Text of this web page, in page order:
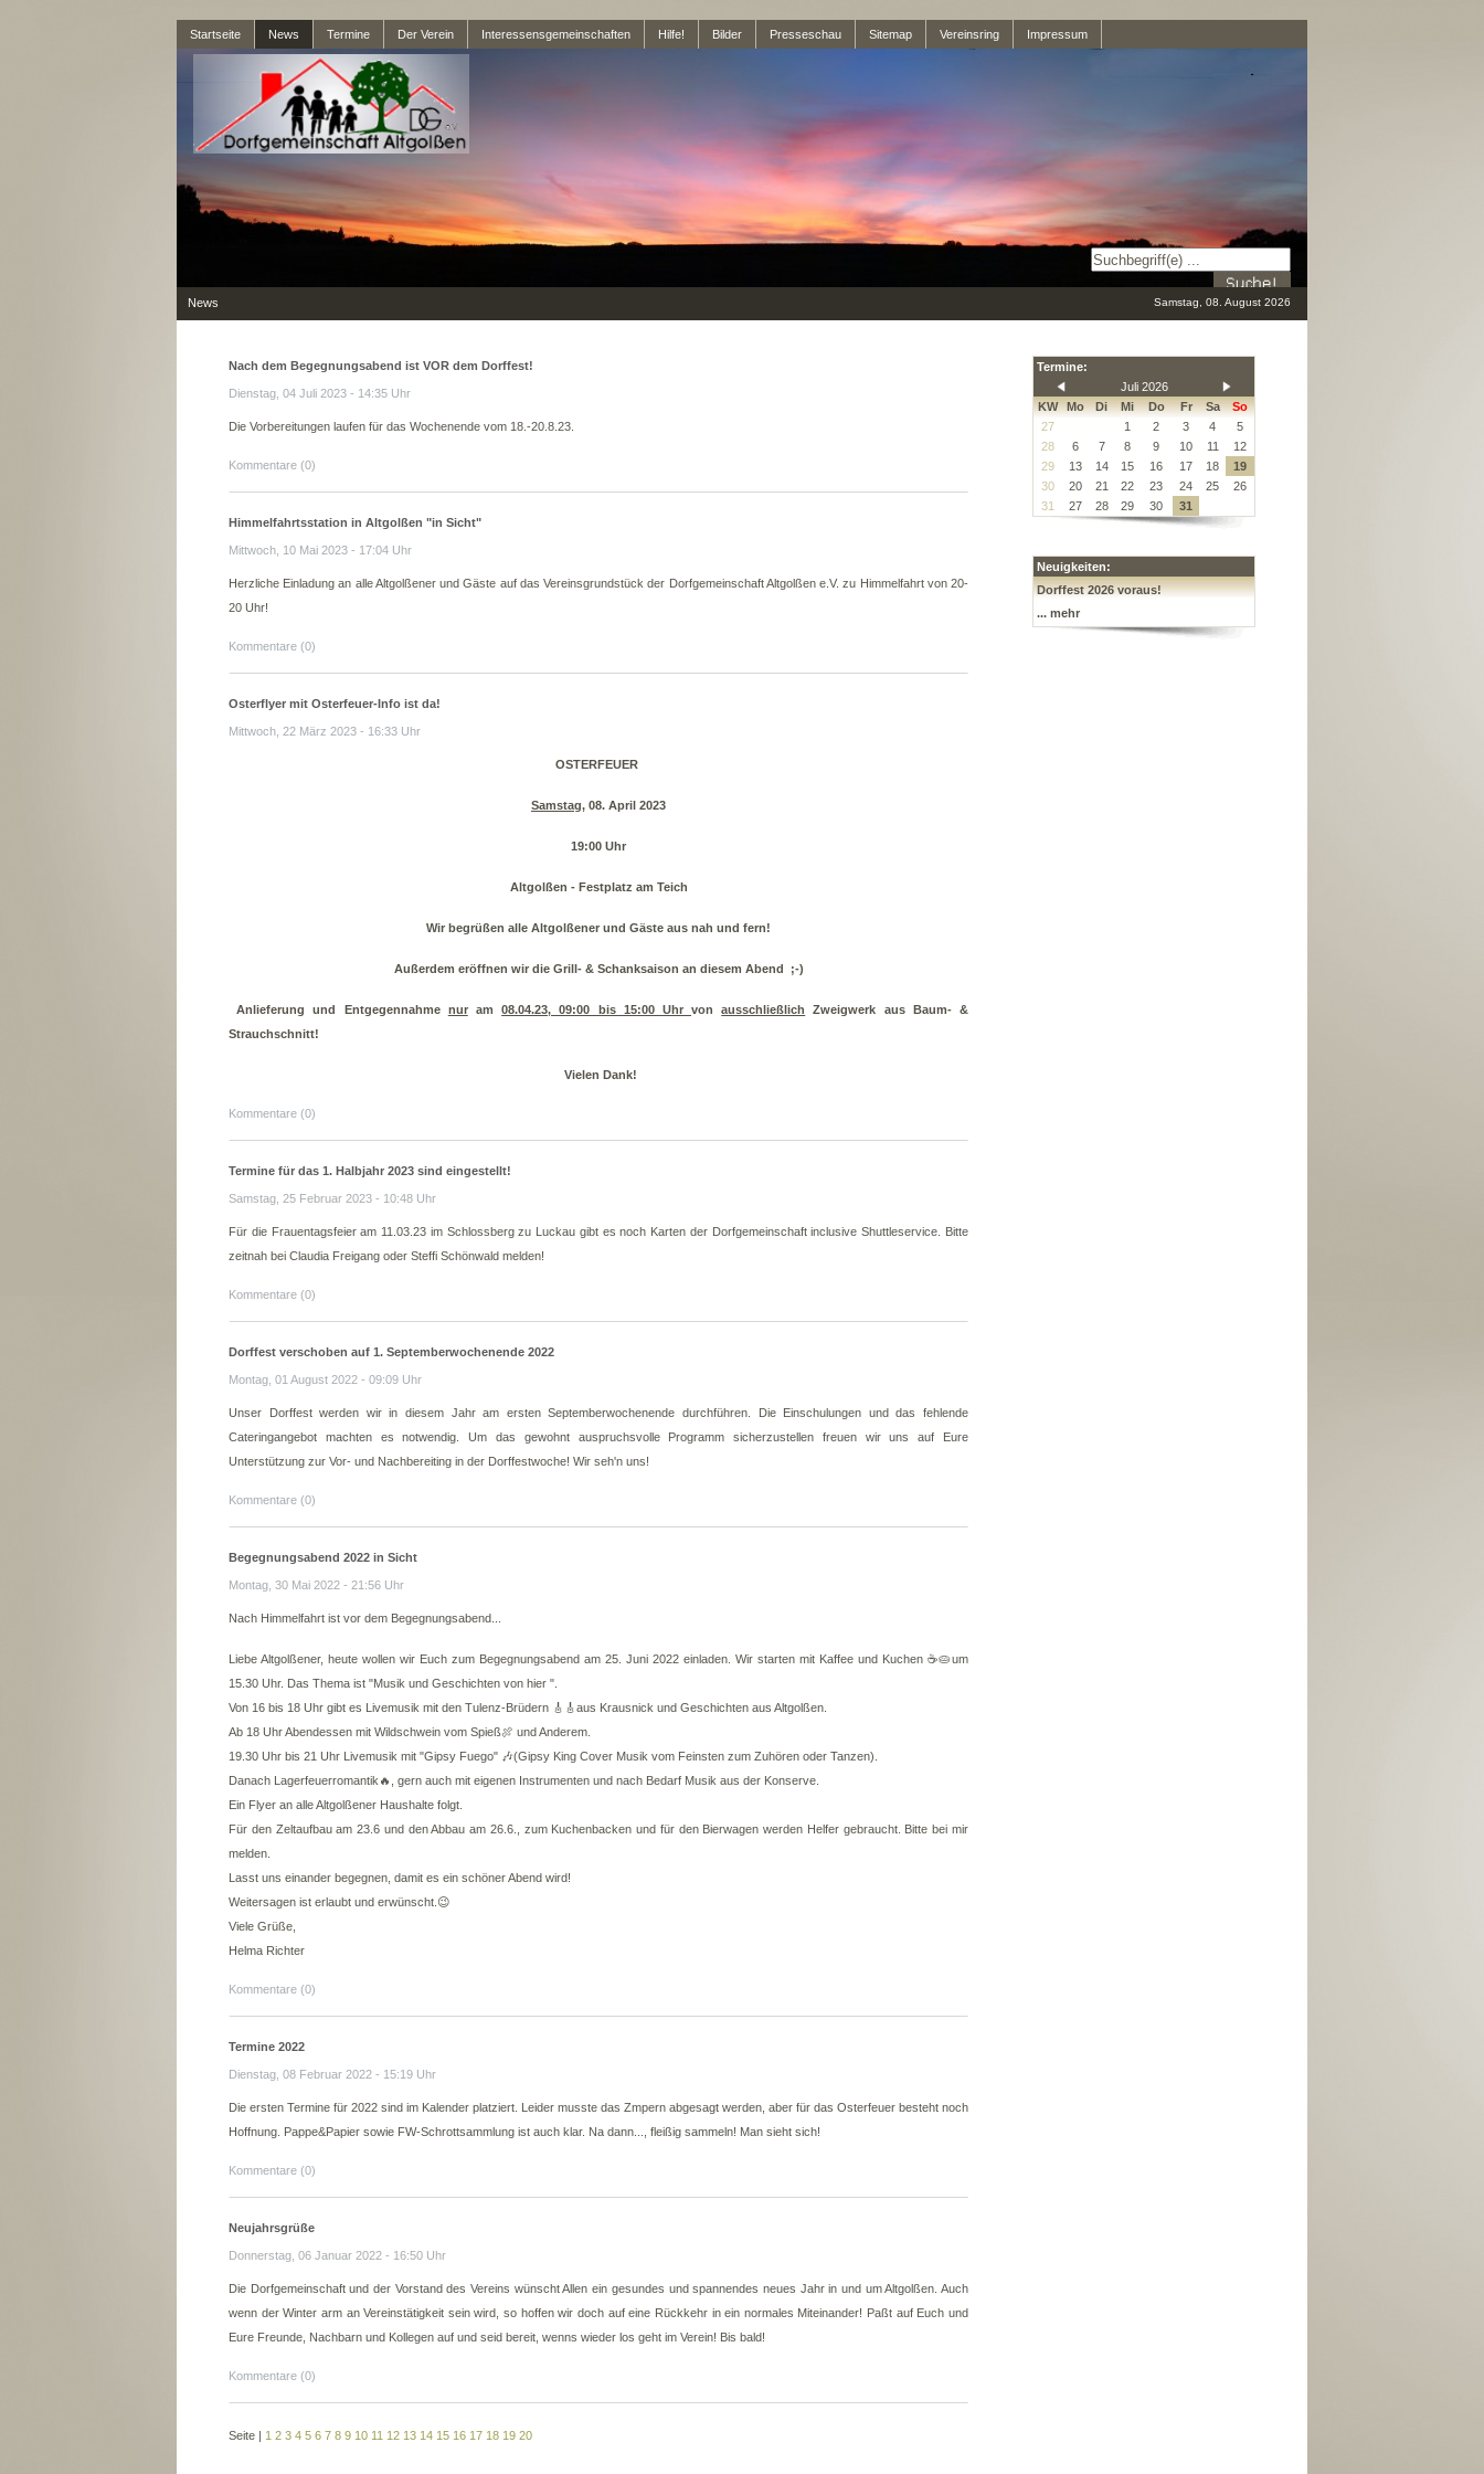
Startseite News Termine Der Verein Interessensgemeinschaften Hilfe! Bilder Presseschau Sitemap Vereinsring Impressum
News Samstag, 08. August 2026
Nach dem Begegnungsabend ist VOR dem Dorffest!
Dienstag, 04 Juli 2023 - 14:35 Uhr
Die Vorbereitungen laufen für das Wochenende vom 18.-20.8.23.
Kommentare (0)
Himmelfahrtsstation in Altgolßen "in Sicht"
Mittwoch, 10 Mai 2023 - 17:04 Uhr
Herzliche Einladung an alle Altgolßener und Gäste auf das Vereinsgrundstück der Dorfgemeinschaft Altgolßen e.V. zu Himmelfahrt von 20-
20 Uhr!
Kommentare (0)
Osterflyer mit Osterfeuer-Info ist da!
Mittwoch, 22 März 2023 - 16:33 Uhr
OSTERFEUER
Samstag, 08. April 2023
19:00 Uhr
Altgolßen - Festplatz am Teich
Wir begrüßen alle Altgolßener und Gäste aus nah und fern!
Außerdem eröffnen wir die Grill- & Schanksaison an diesem Abend ;-)
Anlieferung und Entgegennahme nuram 08.04.23, 09:00 bis 15:00 Uhrvonausschließlich
Zweigwerk aus Baum- &
Strauchschnitt!
Vielen Dank!
Kommentare (0)
Termine für das 1. Halbjahr 2023 sind eingestellt!
Samstag, 25 Februar 2023 - 10:48 Uhr
Für die Frauentagsfeier am 11.03.23 im Schlossberg zu Luckau gibt es noch Karten der Dorfgemeinschaft inclusive Shuttleservice. Bitte
zeitnah bei Claudia Freigang oder Steffi Schönwald melden!
Kommentare (0)
Dorffest verschoben auf 1. Septemberwochenende 2022
Montag, 01 August 2022 - 09:09 Uhr
Unser Dorffest werden wir in diesem Jahr am ersten Septemberwochenende durchführen. Die Einschulungen und das fehlende
Cateringangebot machten es notwendig. Um das gewohnt auspruchsvolle Programm sicherzustellen freuen wir uns auf Eure
Unterstützung zur Vor- und Nachbereiting in der Dorffestwoche! Wir seh'n uns!
Kommentare (0)
Begegnungsabend 2022 in Sicht
Montag, 30 Mai 2022 - 21:56 Uhr
Nach Himmelfahrt ist vor dem Begegnungsabend...
Liebe Altgolßener, heute wollen wir Euch zum Begegnungsabend am 25. Juni 2022 einladen. Wir starten mit Kaffee und Kuchen ☕🥧um
15.30 Uhr. Das Thema ist "Musik und Geschichten von hier ".
Von 16 bis 18 Uhr gibt es Livemusik mit den Tulenz-Brüdern 🎸🎸aus Krausnick und Geschichten aus Altgolßen.
Ab 18 Uhr Abendessen mit Wildschwein vom Spieß🍖 und Anderem.
19.30 Uhr bis 21 Uhr Livemusik mit "Gipsy Fuego" 🎶(Gipsy King Cover Musik vom Feinsten zum Zuhören oder Tanzen).
Danach Lagerfeuerromantik🔥, gern auch mit eigenen Instrumenten und nach Bedarf Musik aus der Konserve.
Ein Flyer an alle Altgolßener Haushalte folgt.
Für den Zeltaufbau am 23.6 und den Abbau am 26.6., zum Kuchenbacken und für den Bierwagen werden Helfer gebraucht. Bitte bei mir
melden.
Lasst uns einander begegnen, damit es ein schöner Abend wird!
Weitersagen ist erlaubt und erwünscht.😉
Viele Grüße,
Helma Richter
Kommentare (0)
Termine 2022
Dienstag, 08 Februar 2022 - 15:19 Uhr
Die ersten Termine für 2022 sind im Kalender platziert. Leider musste das Zmpern abgesagt werden, aber für das Osterfeuer besteht noch
Hoffnung. Pappe&Papier sowie FW-Schrottsammlung ist auch klar. Na dann..., fleißig sammeln! Man sieht sich!
Kommentare (0)
Neujahrsgrüße
Donnerstag, 06 Januar 2022 - 16:50 Uhr
Die Dorfgemeinschaft und der Vorstand des Vereins wünscht Allen ein gesundes und spannendes neues Jahr in und um Altgolßen. Auch
wenn der Winter arm an Vereinstätigkeit sein wird, so hoffen wir doch auf eine Rückkehr in ein normales Miteinander! Paßt auf Euch und
Eure Freunde, Nachbarn und Kollegen auf und seid bereit, wenns wieder los geht im Verein! Bis bald!
Kommentare (0)
Seite | 1 2 3 4 5 6 7 8 9 10 11 12 13 14 15 16 17 18 19 20
Termine:
Juli 2026
KW
Mo Di Mi Do Fr Sa
So
27
1 2 3 4
5
28
6 7 8 9 10 11
12
29
13 14 15 16 17 18
19
30
20 21 22 23 24 25
26
31
27 28 29 30 31
Neuigkeiten:
Dorffest 2026 voraus!
... mehr